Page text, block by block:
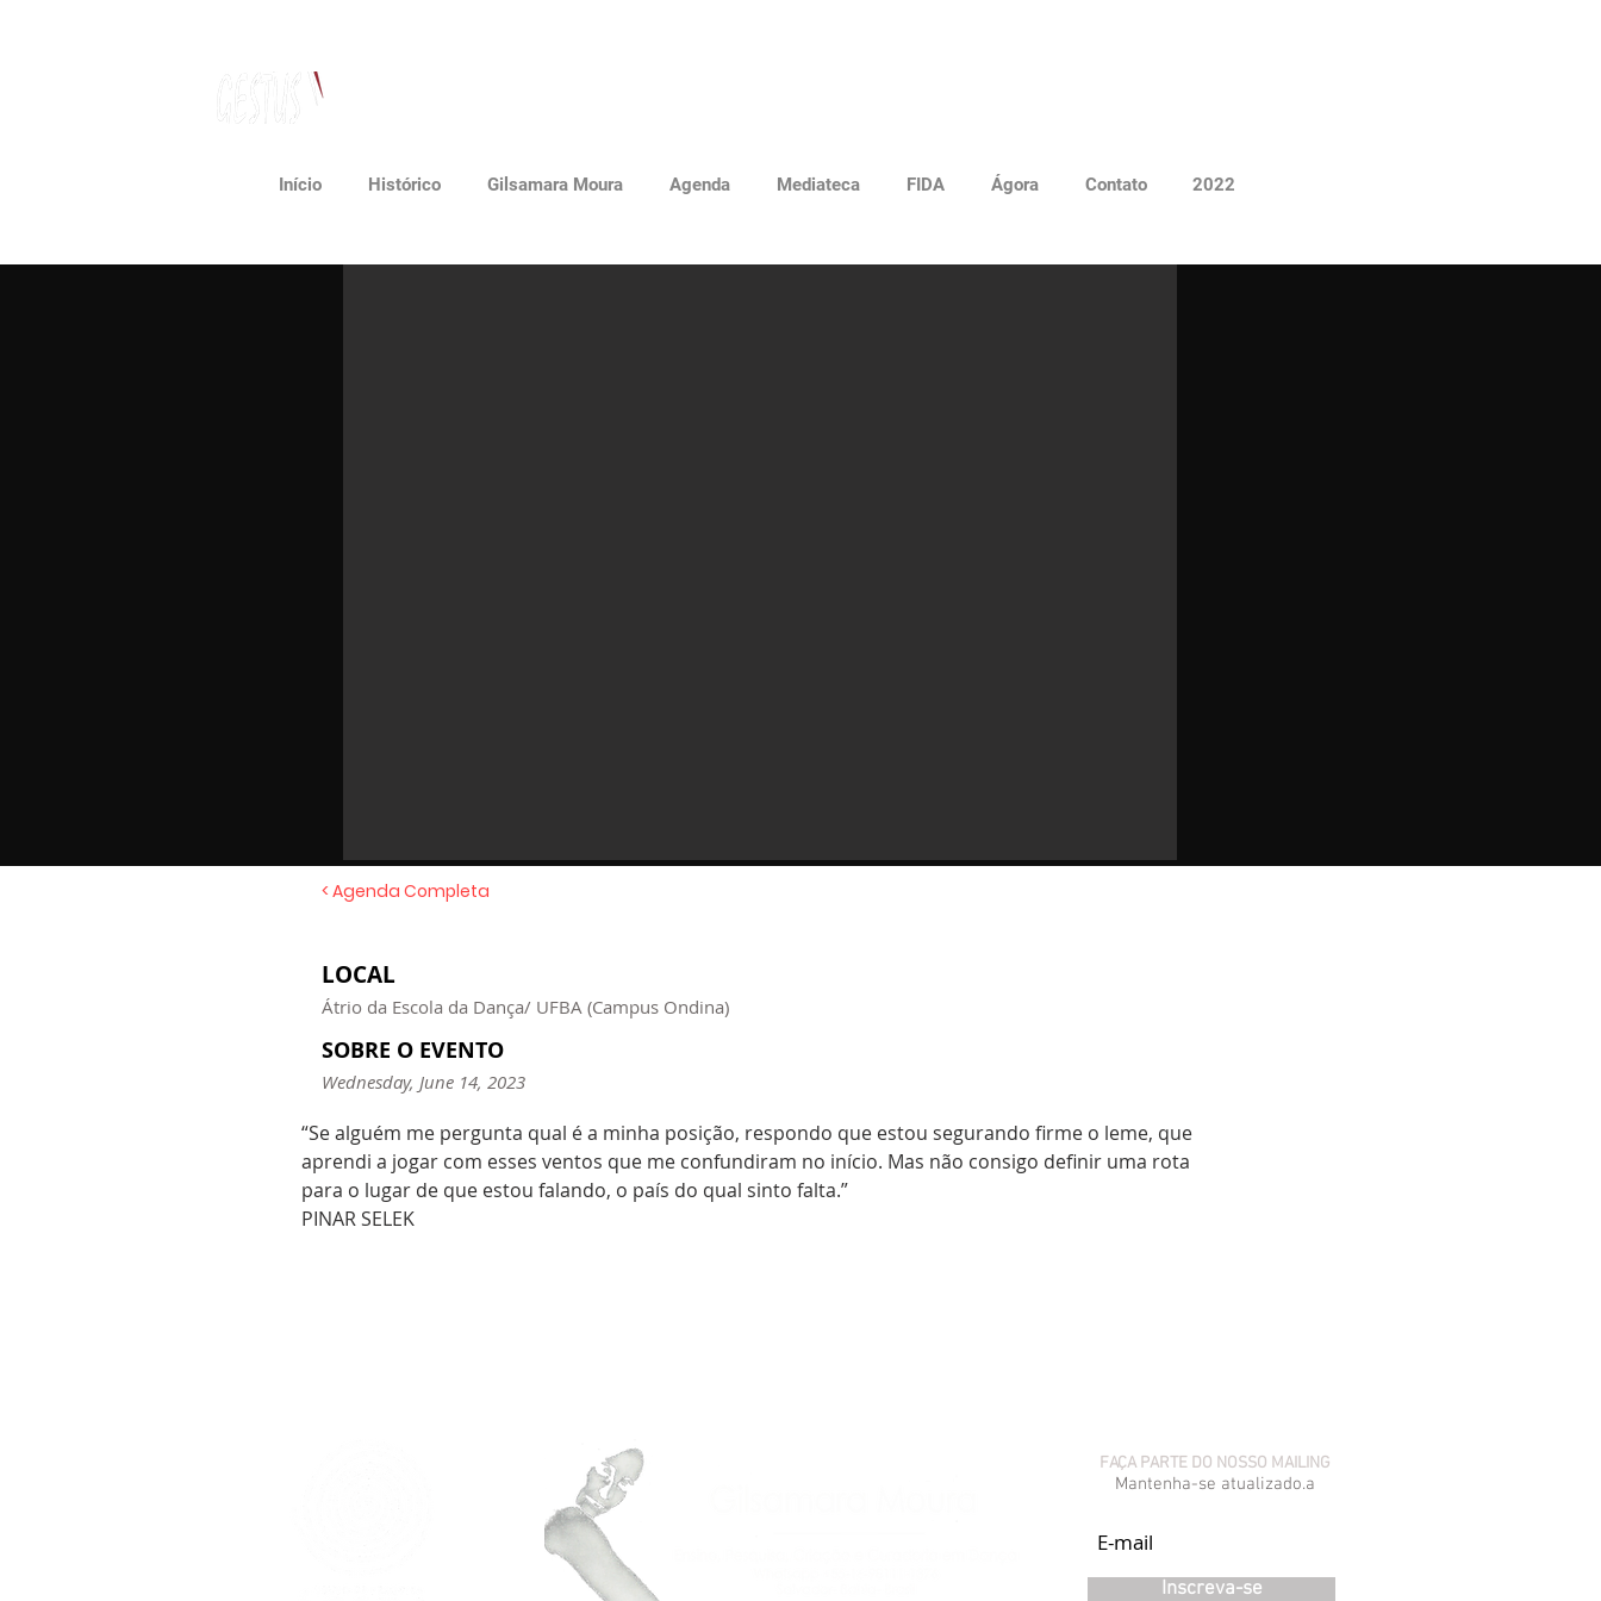
Início Histórico Gilsamara Moura Agenda Mediateca FIDA Ágora Contato 2022
< Agenda Completa
LOCAL
Átrio da Escola da Dança/ UFBA (Campus Ondina)
SOBRE O EVENTO
Wednesday, June 14, 2023
“Se alguém me pergunta qual é a minha posição, respondo que estou segurando firme o leme, que
aprendi a jogar com esses ventos que me confundiram no início. Mas não consigo definir uma rota
para o lugar de que estou falando, o país do qual sinto falta.”
PINAR SELEK
FAÇA PARTE DO NOSSO MAILING
Mantenha-se atualizado.a
Inscreva-se